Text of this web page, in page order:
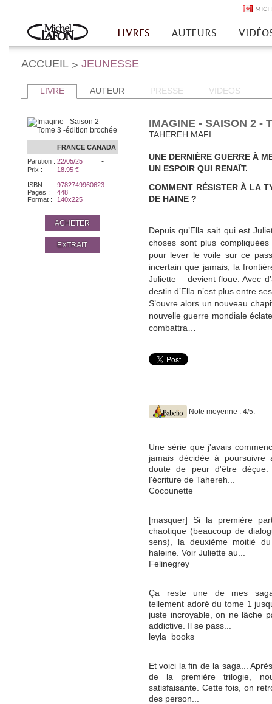
Accueil
LIVRES AUTEURS
ACCUEIL > JEUNESSE
LIVRE AUTEUR PRESSE VIDEOS
FRANCE CANADA
Parution : 22/05/25 -
Prix : 18.95 € -
ISBN :
9782749960623
Pages :
448
Format :
140x225
ACHETER
EXTRAIT
IMAGINE - SAISON 2 -
TAHEREH MAFI
UNE DERNIÈRE GUERRE À
UN ESPOIR QUI RENAÎT.
COMMENT RÉSISTER À LA
DE HAINE ?
Depuis qu’Ella sait qui est
choses sont plus
pour lever le voile sur ce
incertain que jamais, la
Juliette – devient floue. Avec
destin d’Ella n’est plus entre
S’ouvre alors un nouveau
nouvelle guerre mondiale
combattra…
Note moyenne : 4/5.
Une série que j'avais
jamais décidée à poursuivre
doute de peur d'être
l'écriture de Tahereh...
Cocounette
[masquer] Si la première
chaotique (beaucoup de
sens), la deuxième moitié
haleine. Voir Juliette au...
Felinegrey
Ça reste une de mes
tellement adoré du tome 1
juste incroyable, on ne lâche
addictive. Il se pass...
leyla_books
Et voici la fin de la saga...
de la première trilogie,
satisfaisante. Cette fois, on
des person...